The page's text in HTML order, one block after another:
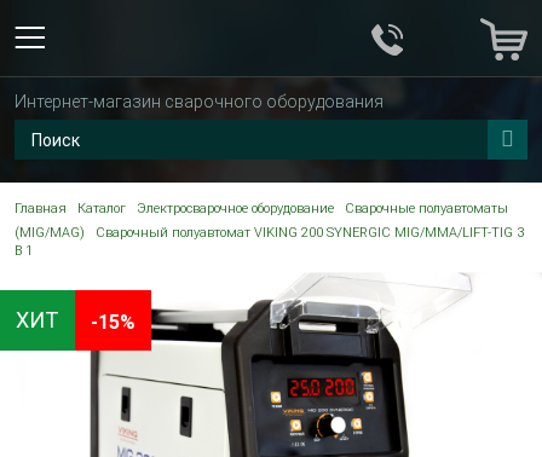
Интернет-магазин сварочного оборудования
Главная Каталог Электросварочное оборудование
Сварочные полуавтоматы
(MIG/MAG)
Сварочный полуавтомат VIKING 200 SYNERGIC MIG/MMA/LIFT-TIG 3
В 1
-15%
ХИТ